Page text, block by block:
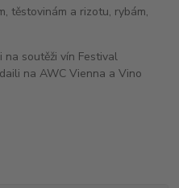
těstovinám a rizotu, rybám,
soutěži vín Festival
na AWC Vienna a Vino